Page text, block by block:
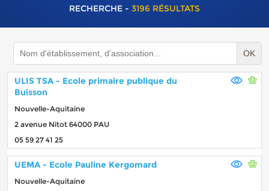
RECHERCHE - 3196 RÉSULTATS
OK
ULIS TSA - Ecole primaire publique du
Buisson
Nouvelle-Aquitaine
2 avenue Nitot 64000 PAU
05 59 27 41 25
UEMA - Ecole Pauline Kergomard
Nouvelle-Aquitaine